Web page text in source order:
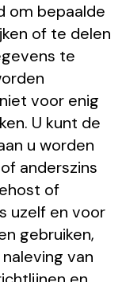
om bepaalde
of te delen
te
voor enig
U kunt de
u worden
anderszins
of
uzelf en voor
gebruiken,
van